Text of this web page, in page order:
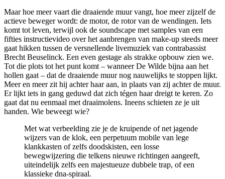
Maar hoe meer vaart die draaiende muur vangt, hoe meer zijzelf de
actieve beweger wordt: de motor, de rotor van de wendingen. Iets
komt tot leven, terwijl ook de soundscape met samples van een
fifties instructievideo over het aanbrengen van make-up steeds meer
gaat hikken tussen de versnellende livemuziek van contrabassist
Brecht Beuselinck. Een even gestage als strakke opbouw zien we.
Tot die plots tot het punt komt – wanneer De Wilde bijna aan het
hollen gaat – dat de draaiende muur nog nauwelijks te stoppen lijkt.
Meer en meer zit hij achter haar aan, in plaats van zij achter de muur.
Er lijkt iets in gang geduwd dat zich tégen haar dreigt te keren. Zo
gaat dat nu eenmaal met draaimolens. Ineens schieten ze je uit
handen. Wie beweegt wie?
Met wat verbeelding zie je de kruipende of net jagende
wijzers van de klok, een perpetuum mobile van lege
klankkasten of zelfs doodskisten, een losse
bewegwijzering die telkens nieuwe richtingen aangeeft,
uiteindelijk zelfs een majestueuze dubbele trap, of een
klassieke dna-spiraal.